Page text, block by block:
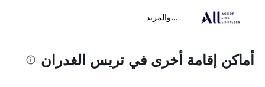
...والمزيد
أماكن إقامة أخرى في تريس الغدران